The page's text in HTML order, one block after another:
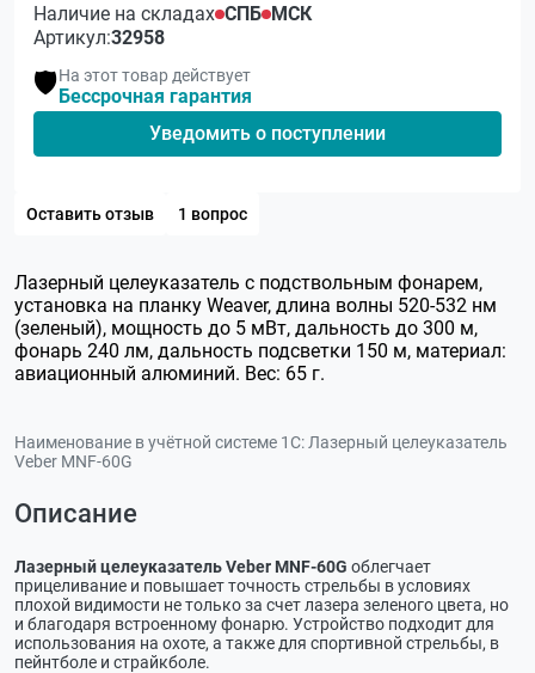
Наличие на складах СПБ МСК
Артикул:32958
🛡️На этот товар действует
Бессрочная гарантия
Уведомить о поступлении
Оставить отзыв 1 вопрос
Лазерный целеуказатель с подствольным фонарем,
установка на планку Weaver, длина волны 520-532 нм
(зеленый), мощность до 5 мВт, дальность до 300 м,
фонарь 240 лм, дальность подсветки 150 м, материал:
авиационный алюминий. Вес: 65 г.
Наименование в учётной системе 1С: Лазерный целеуказатель
Veber MNF-60G
Описание
Лазерный целеуказатель Veber MNF-60G облегчает
прицеливание и повышает точность стрельбы в условиях
плохой видимости не только за счет лазера зеленого цвета, но
и благодаря встроенному фонарю. Устройство подходит для
использования на охоте, а также для спортивной стрельбы, в
пейнтболе и страйкболе.